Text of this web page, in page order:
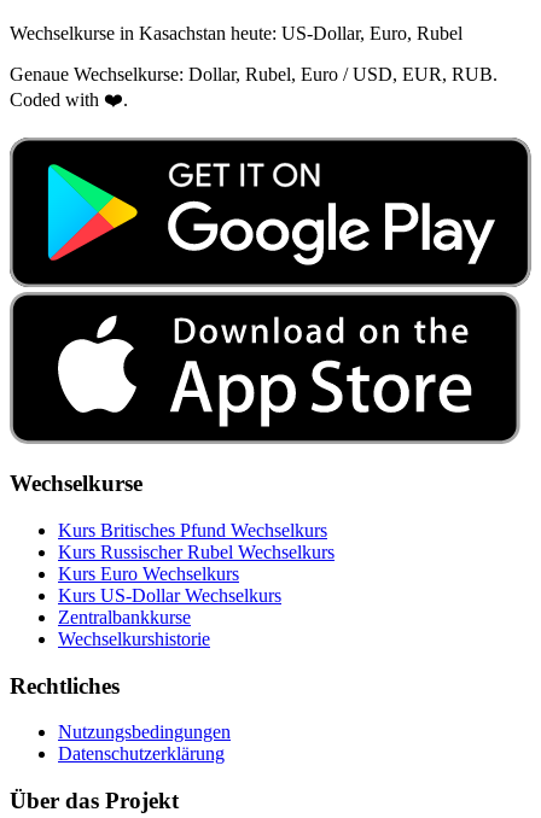
Wechselkurse in Kasachstan heute: US‑Dollar, Euro, Rubel
Genaue Wechselkurse: Dollar, Rubel, Euro / USD, EUR, RUB.
Coded with ❤️.
Wechselkurse
Kurs Britisches Pfund Wechselkurs
Kurs Russischer Rubel Wechselkurs
Kurs Euro Wechselkurs
Kurs US‑Dollar Wechselkurs
Zentralbankkurse
Wechselkurshistorie
Rechtliches
Nutzungsbedingungen
Datenschutzerklärung
Über das Projekt